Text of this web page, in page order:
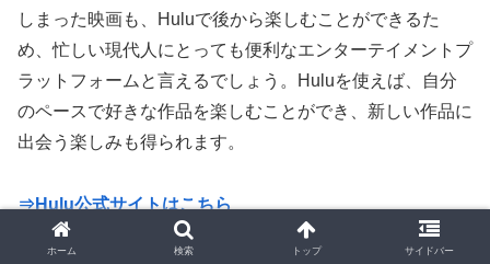
しまった映画も、Huluで後から楽しむことができるた
め、忙しい現代人にとっても便利なエンターテイメントプ
ラットフォームと言えるでしょう。Huluを使えば、自分
のペースで好きな作品を楽しむことができ、新しい作品に
出会う楽しみも得られます。
⇒Hulu公式サイトはこちら
ホーム 検索 トップ サイドバー